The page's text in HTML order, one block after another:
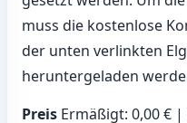
muss die kostenlose
der unten verlinkten
heruntergeladen
Preis Ermäßigt: 0,00 € |